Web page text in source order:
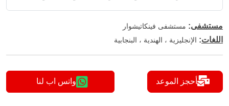
مستشفى: مستشفى فينكاتيشوار
اللغات: الإنجليزية ، الهندية ، البنجابية
أحجز الموعد واتس اب لنا